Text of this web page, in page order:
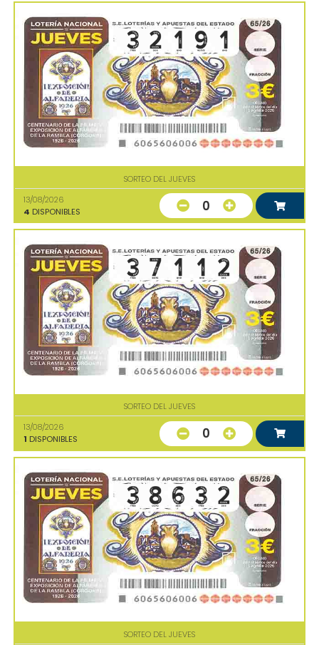
SORTEO DEL JUEVES
13/08/2026
4 DISPONIBLES 0
SORTEO DEL JUEVES
13/08/2026
1 DISPONIBLES 0
SORTEO DEL JUEVES